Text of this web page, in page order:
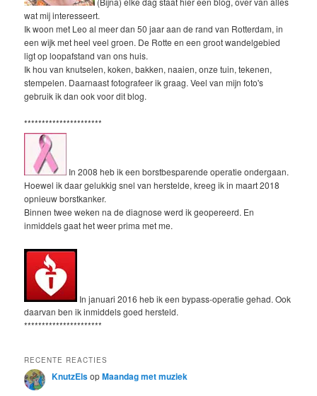
wat mij interesseert.
Ik woon met Leo al meer dan 50 jaar aan de rand van Rotterdam, in
een wijk met heel veel groen. De Rotte en een groot wandelgebied
ligt op loopafstand van ons huis.
Ik hou van knutselen, koken, bakken, naaien, onze tuin, tekenen,
stempelen. Daarnaast fotografeer ik graag. Veel van mijn foto's
gebruik ik dan ook voor dit blog.
**********************
In 2008 heb ik een borstbesparende operatie ondergaan.
Hoewel ik daar gelukkig snel van herstelde, kreeg ik in maart 2018
opnieuw borstkanker.
Binnen twee weken na de diagnose werd ik geopereerd. En
inmiddels gaat het weer prima met me.
In januari 2016 heb ik een bypass-operatie gehad. Ook
daarvan ben ik inmiddels goed hersteld.
**********************
RECENTE REACTIES
KnutzElsopMaandag met muziek